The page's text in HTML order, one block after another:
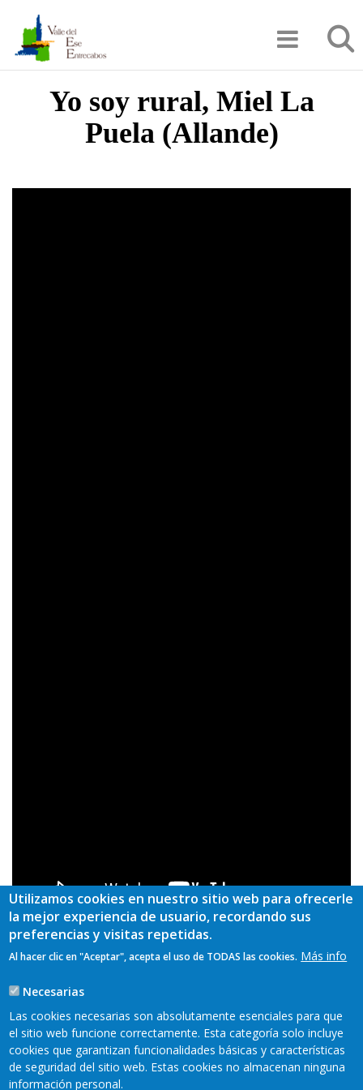
contenido
principal
Yo soy rural, Miel La
Puela (Allande)
Grupo de Desarrollo
Oscos – Eo
TAGS
Utilizamos cookies en nuestro sitio web para ofrecerle
la mejor experiencia de usuario, recordando sus
preferencias y visitas repetidas.
Al hacer clic en "Aceptar", acepta el uso de TODAS las cookies. Más info
Necesarias
Las cookies necesarias son absolutamente esenciales para que
el sitio web funcione correctamente. Esta categoría solo incluye
cookies que garantizan funcionalidades básicas y características
de seguridad del sitio web. Estas cookies no almacenan ninguna
información personal.